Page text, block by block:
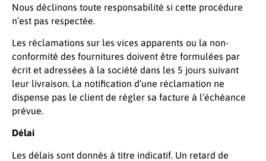
Nous déclinons toute responsabilité si cette procédure
n’est pas respectée.
Les réclamations sur les vices apparents ou la non-
conformité des fournitures doivent être formulées par
écrit et adressées à la société dans les 5 jours suivant
leur livraison. La notification d’une réclamation ne
dispense pas le client de régler sa facture à l’échéance
prévue.
Délai
Les délais sont donnés à titre indicatif. Un retard de